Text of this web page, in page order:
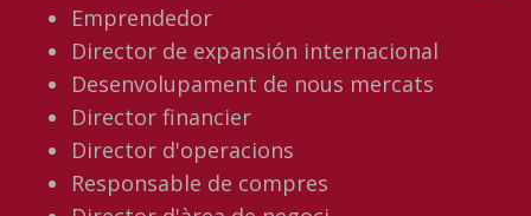
Emprendedor
Director de expansión internacional
Desenvolupament de nous mercats
Director financier
Director d'operacions
Responsable de compres